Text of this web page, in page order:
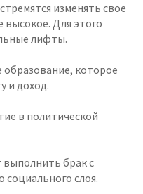
изменять свое
Для этого
лифты.
которое
и доход.
в политической
брак с
социального слоя.